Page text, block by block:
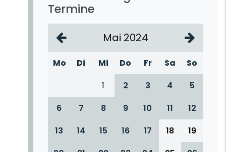
Termine
Mai 2024
Mo Di Mi Do Fr Sa
So
1
2 3 4
5
6
7 8 9 10 11
12
13
14 15 16 17 18
19